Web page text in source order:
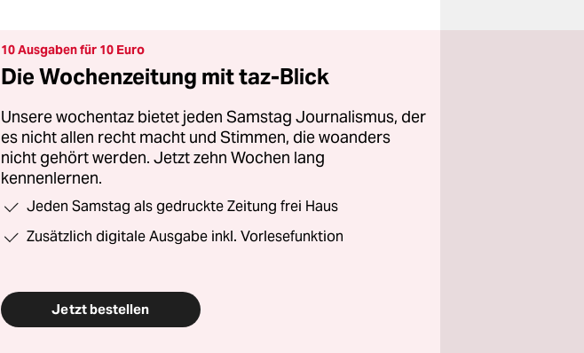
10 Ausgaben für 10 Euro
Die Wochenzeitung mit taz-Blick
Unsere wochentaz bietet jeden Samstag Journalismus, der
es nicht allen recht macht und Stimmen, die woanders
nicht gehört werden. Jetzt zehn Wochen lang
kennenlernen.
Jeden Samstag als gedruckte Zeitung frei Haus
Zusätzlich digitale Ausgabe inkl. Vorlesefunktion
Jetzt bestellen